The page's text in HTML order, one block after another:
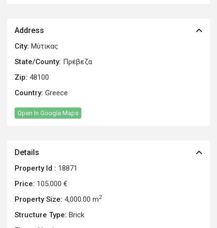
Address
City: Μύτικας
State/County: Πρέβεζα
Zip: 48100
Country: Greece
Open In Google Maps
Details
Property Id : 18871
Price: 105.000 €
Property Size: 4,000.00 m2
Structure Type: Brick